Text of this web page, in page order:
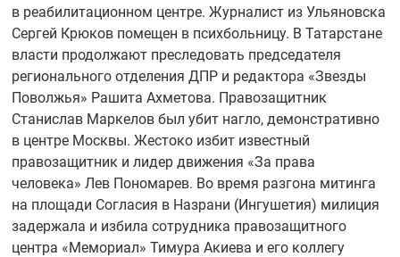
в реабилитационном центре. Журналист из Ульяновска
Сергей Крюков помещен в психбольницу. В Татарстане
власти продолжают преследовать председателя
регионального отделения ДПР и редактора «Звезды
Поволжья» Рашита Ахметова. Правозащитник
Станислав Маркелов был убит нагло, демонстративно
в центре Москвы. Жестоко избит известный
правозащитник и лидер движения «За права
человека» Лев Пономарев. Во время разгона митинга
на площади Согласия в Назрани (Ингушетия) милиция
задержала и избила сотрудника правозащитного
центра «Мемориал» Тимура Акиева и его коллегу